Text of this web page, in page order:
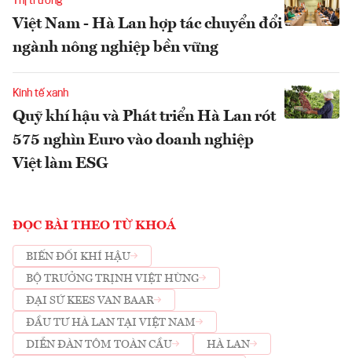
Việt Nam - Hà Lan hợp tác chuyển đổi
ngành nông nghiệp bền vững
Kinh tế xanh
Quỹ khí hậu và Phát triển Hà Lan rót
575 nghìn Euro vào doanh nghiệp
Việt làm ESG
ĐỌC BÀI THEO TỪ KHOÁ
BIẾN ĐỔI KHÍ HẬU
BỘ TRƯỞNG TRỊNH VIỆT HÙNG
ĐẠI SỨ KEES VAN BAAR
ĐẦU TƯ HÀ LAN TẠI VIỆT NAM
DIỄN ĐÀN TÔM TOÀN CẦU
HÀ LAN